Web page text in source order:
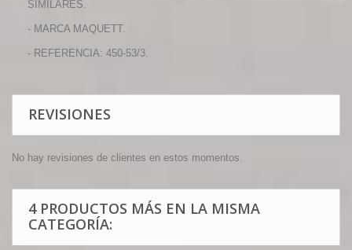
SIMILARES.
- MARCA MAQUETT.
- REFERENCIA: 450-53/3.
REVISIONES
No hay revisiones de clientes en estos momentos.
4 PRODUCTOS MÁS EN LA MISMA
CATEGORÍA: